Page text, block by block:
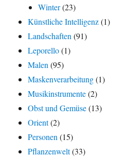
Winter(23)
Künstliche Intelligenz(1)
Landschaften (91)
Leporello(1)
Malen (95)
Maskenverarbeitung(1)
Musikinstrumente(2)
Obst und Gemüse(13)
Orient(2)
Personen (15)
Pflanzenwelt(33)